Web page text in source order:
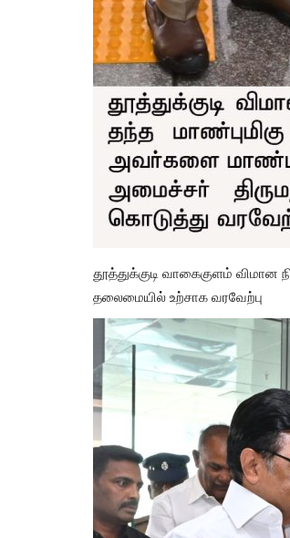
தூத்துக்குடி வாகைகுளம்
தலைமையில் உற்சாக வரவேற்பு
தூத்துக்குடி
பொறுப்பாளராக
tamilanda Jul 21, 2026 0